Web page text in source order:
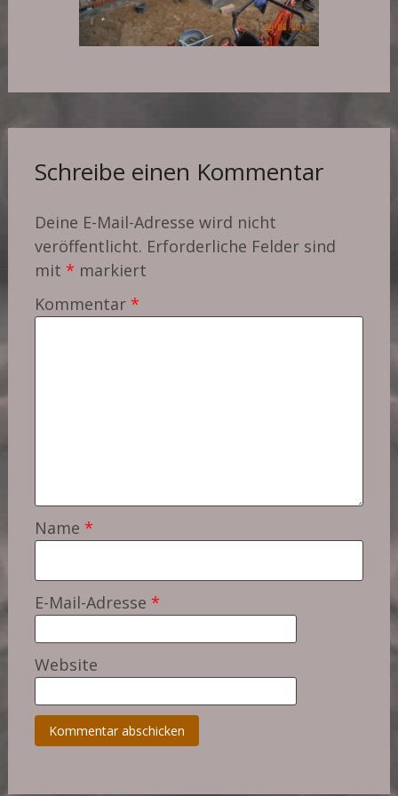
Schreibe einen Kommentar
Deine E-Mail-Adresse wird nicht
veröffentlicht. Erforderliche Felder sind
mit * markiert
Kommentar *
Name *
E-Mail-Adresse *
Website